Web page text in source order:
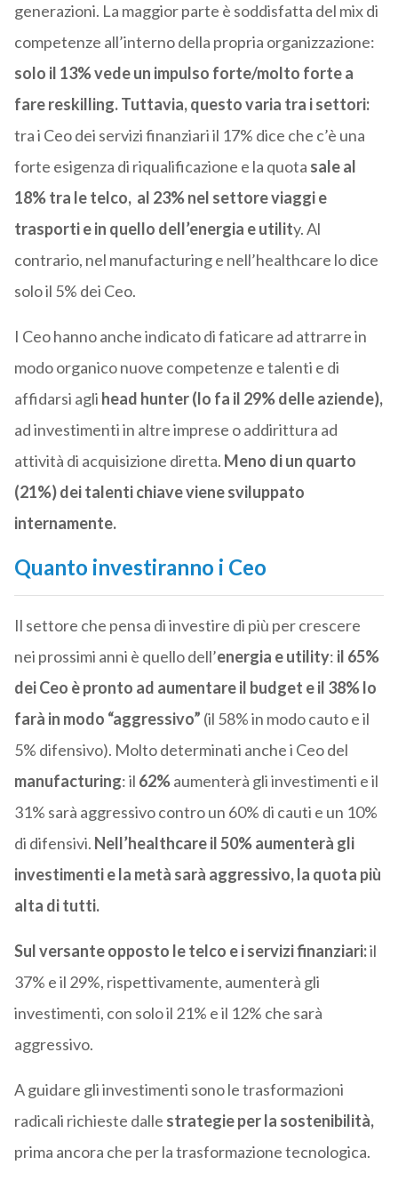
generazioni. La maggior parte è soddisfatta del mix di
competenze all’interno della propria organizzazione:
solo il 13% vede un impulso forte/molto forte a
fare reskilling. Tuttavia, questo varia tra i settori:
tra i Ceo dei servizi finanziari il 17% dice che c’è una
forte esigenza di riqualificazione e la quota sale al
18% tra le telco, al 23% nel settore viaggi e
trasporti e in quello dell’energia e utility. Al
contrario, nel manufacturing e nell’healthcare lo dice
solo il 5% dei Ceo.
I Ceo hanno anche indicato di faticare ad attrarre in
modo organico nuove competenze e talenti e di
affidarsi agli head hunter (lo fa il 29% delle aziende),
ad investimenti in altre imprese o addirittura ad
attività di acquisizione diretta. Meno di un quarto
(21%) dei talenti chiave viene sviluppato
internamente.
Quanto investiranno i Ceo
Il settore che pensa di investire di più per crescere
nei prossimi anni è quello dell’energia e utility: il 65%
dei Ceo è pronto ad aumentare il budget e il 38% lo
farà in modo “aggressivo” (il 58% in modo cauto e il
5% difensivo). Molto determinati anche i Ceo del
manufacturing: il 62%aumenterà gli investimenti e il
31% sarà aggressivo contro un 60% di cauti e un 10%
di difensivi. Nell’healthcare il 50% aumenterà gli
investimenti e la metà sarà aggressivo, la quota più
alta di tutti.
Sul versante opposto le telco e i servizi finanziari:il
37% e il 29%, rispettivamente, aumenterà gli
investimenti, con solo il 21% e il 12% che sarà
aggressivo.
A guidare gli investimenti sono le trasformazioni
radicali richieste dalle strategie per la sostenibilità,
prima ancora che per la trasformazione tecnologica.